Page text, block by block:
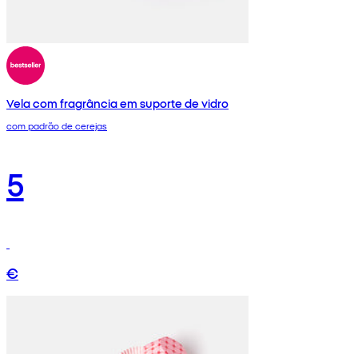
Vela com fragrância em suporte de vidro
com padrão de cerejas
5
€